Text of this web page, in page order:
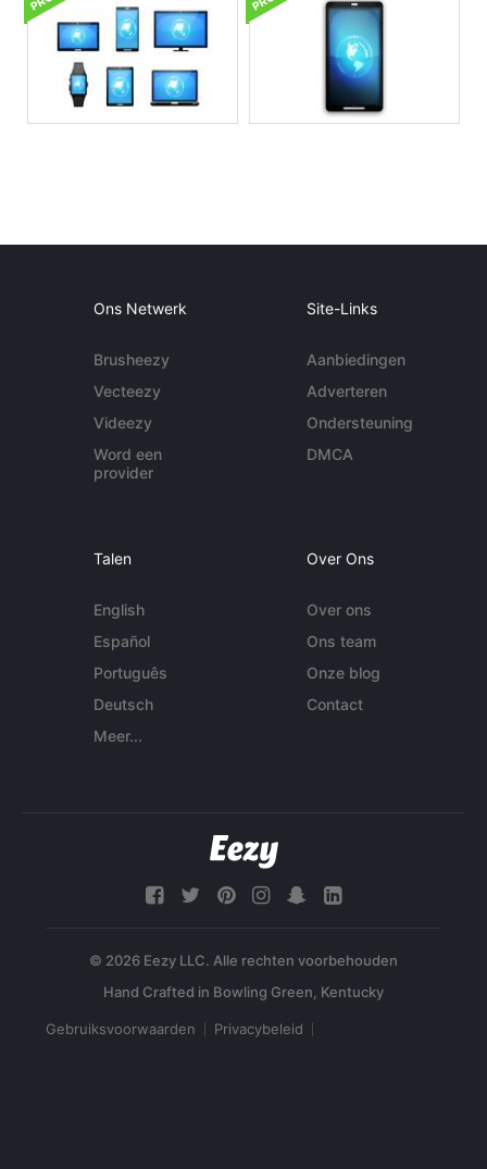
Ons Netwerk
Brusheezy
Vecteezy
Videezy
Word een
provider
Site-Links
Aanbiedingen
Adverteren
Ondersteuning
DMCA
Talen
English
Español
Português
Deutsch
Meer...
Over Ons
Over ons
Ons team
Onze blog
Contact
© 2026 Eezy LLC. Alle rechten voorbehouden
Gebruiksvoorwaarden Privacybeleid